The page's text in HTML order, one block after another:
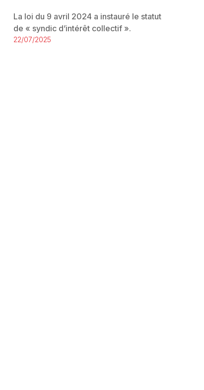
La loi du 9 avril 2024 a instauré le statut
de « syndic d’intérêt collectif ».
22/07/2025